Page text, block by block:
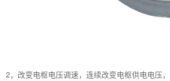
2，改变电枢电压调速，连续改变电枢供电电压